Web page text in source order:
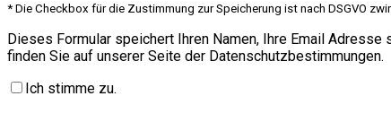
* Die Checkbox für die Zustimmung zur Speicherung ist nach DSGVO
Dieses Formular speichert Ihren Namen, Ihre Email
finden Sie auf unserer Seite der Datenschutzbestimmungen.
Ich stimme zu.